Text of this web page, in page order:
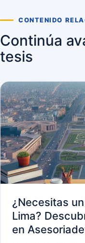
CONTENIDO
Continúa
tesis
¿Necesitas
Lima?
en